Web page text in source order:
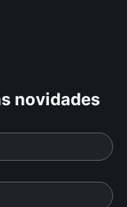
novidades